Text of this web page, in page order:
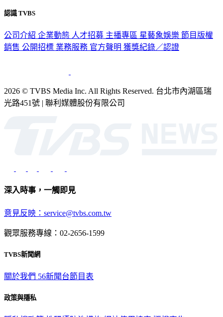
認識 TVBS
公司介紹 企業動態 人才招募 主播專區 星藝象娛樂 節目版權
銷售 公開招標 業務服務 官方聲明 獲獎紀錄／認證
2026 © TVBS Media Inc. All Rights Reserved. 台北市內湖區瑞
光路451號 | 聯利媒體股份有限公司
深入時事，一觸即見
意見反映：service@tvbs.com.tw
觀眾服務專線：02-2656-1599
TVBS新聞網
關於我們 56新聞台節目表
政策與隱私